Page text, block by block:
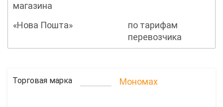
магазина
«Нова Пошта»
по тарифам
перевозчика
Торговая марка Мономах